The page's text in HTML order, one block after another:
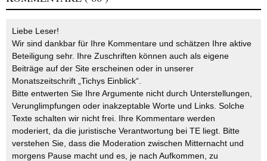
Liebe Leser!
Wir sind dankbar für Ihre Kommentare und schätzen Ihre aktive
Beteiligung sehr. Ihre Zuschriften können auch als eigene
Beiträge auf der Site erscheinen oder in unserer
Monatszeitschrift „Tichys Einblick“.
Bitte entwerten Sie Ihre Argumente nicht durch Unterstellungen,
Verunglimpfungen oder inakzeptable Worte und Links. Solche
Texte schalten wir nicht frei. Ihre Kommentare werden
moderiert, da die juristische Verantwortung bei TE liegt. Bitte
verstehen Sie, dass die Moderation zwischen Mitternacht und
morgens Pause macht und es, je nach Aufkommen, zu